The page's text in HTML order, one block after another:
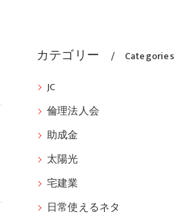
カテゴリー Categories
JC
倫理法人会
助成金
太陽光
宅建業
日常使えるネタ